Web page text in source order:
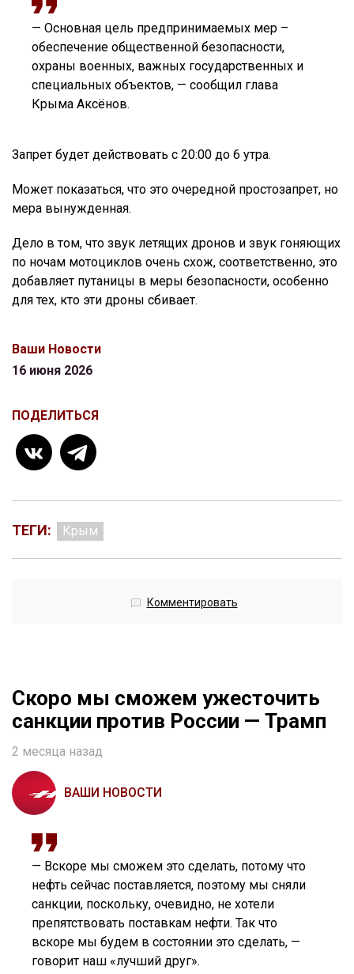
— Основная цель предпринимаемых мер –
обеспечение общественной безопасности,
охраны военных, важных государственных и
специальных объектов, — сообщил глава
Крыма Аксёнов.
Запрет будет действовать с 20:00 до 6 утра.
Может показаться, что это очередной простозапрет, но
мера вынужденная.
Дело в том, что звук летящих дронов и звук гоняющих
по ночам мотоциклов очень схож, соответственно, это
добавляет путаницы в меры безопасности, особенно
для тех, кто эти дроны сбивает.
Ваши Новости
16 июня 2026
ПОДЕЛИТЬСЯ
ТЕГИ: Крым
Комментировать
Скоро мы сможем ужесточить
санкции против России — Трамп
2 месяца назад
ВАШИ НОВОСТИ
— Вскоре мы сможем это сделать, потому что
нефть сейчас поставляется, поэтому мы сняли
санкции, поскольку, очевидно, не хотели
препятствовать поставкам нефти. Так что
вскоре мы будем в состоянии это сделать, —
говорит наш «лучший друг».